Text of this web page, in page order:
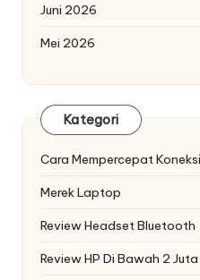
Juni 2026
Mei 2026
Kategori
Cara Mempercepat
Merek Laptop
Review Headset Bluetooth
Review HP Di Bawah 2 Juta